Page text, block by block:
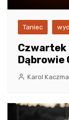
Taniec
Czwartek
Dąbrowie
Karol